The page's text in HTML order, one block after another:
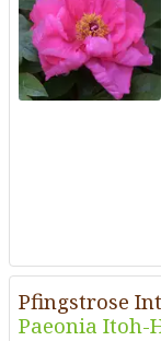
Pfingstrose
Paeonia Itoh-